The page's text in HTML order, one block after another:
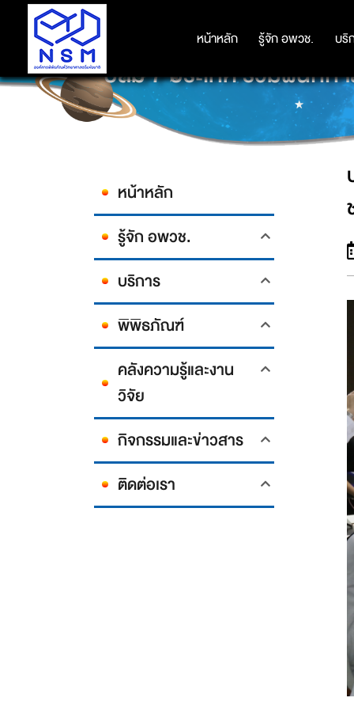
หน้าหลัก รู้จัก อพวช. บริ
หน้าหลัก รู้จัก อพวช. บริ
ปลื้ม 7 ประเทศ ร่วมผนึกก
หน้าหลัก
รู้จัก อพวช.
บริการ
พิพิธภัณฑ์
คลังความรู้และงาน
วิจัย
กิจกรรมและข่าวสาร
ติดต่อเรา